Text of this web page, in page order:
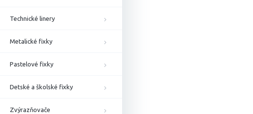
Technické linery
Metalické fixky
Pastelové fixky
Detské a školské fixky
Zvýrazňovače